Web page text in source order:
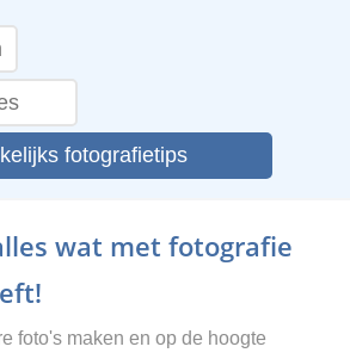
fotografietips
wat met fotografie
foto's maken en op de hoogte